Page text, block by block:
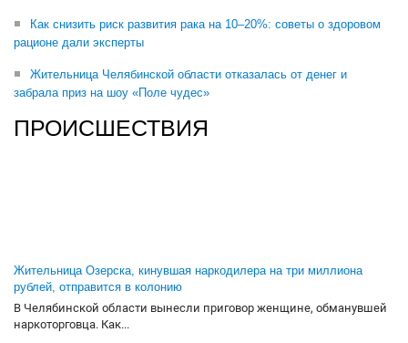
Как снизить риск развития рака на 10–20%: советы о здоровом
рационе дали эксперты
Жительница Челябинской области отказалась от денег и
забрала приз на шоу «Поле чудес»
ПРОИСШЕСТВИЯ
Жительница Озерска, кинувшая наркодилера на три миллиона
рублей, отправится в колонию
В Челябинской области вынесли приговор женщине, обманувшей
наркоторговца. Как...